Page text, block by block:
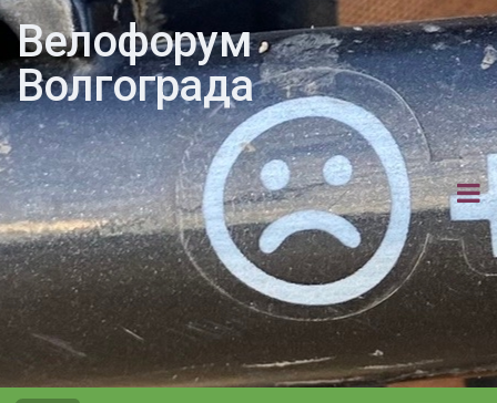
Велофорум
Волгограда